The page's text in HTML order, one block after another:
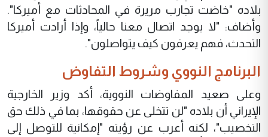
بلاده "خاضت تجارب مريرة في المحادثات مع أميركا".
وأضاف: "لا يوجد اتصال معنا حالياً، وإذا أرادت أميركا
التحدث، فهم يعرفون كيف يتواصلون".
البرنامج النووي وشروط التفاوض
وعلى صعيد المفاوضات النووية، أكد وزير الخارجية
الإيراني أن بلاده "لن تتخلى عن حقوقها، بما في ذلك حق
التخصيب"، لكنه أعرب عن رؤيته "إمكانية للتوصل إلى